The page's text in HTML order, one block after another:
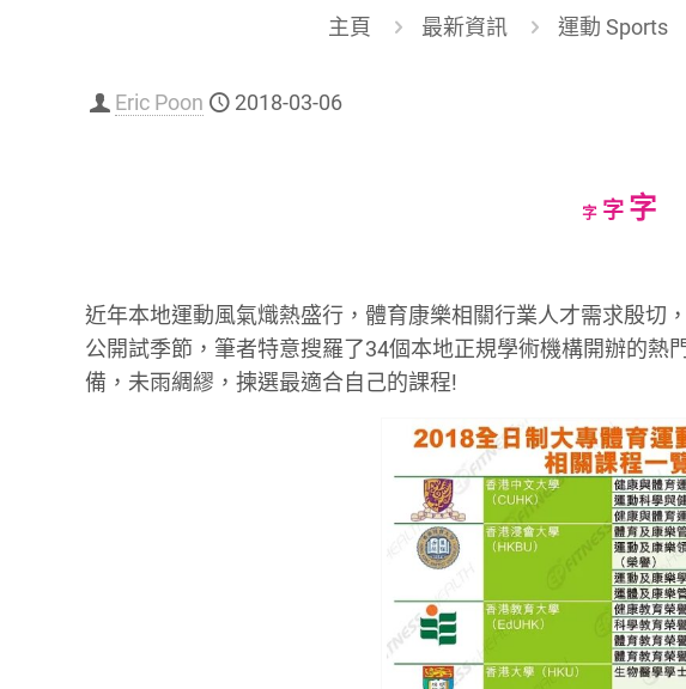
主頁 最新資訊 運動 Sports
Eric Poon 2018-03-06
字Decrease
字Reset
字
近年本地運動風氣熾熱盛行，體育康樂相關行業人才需求殷切
公開試季節，筆者特意搜羅了34個本地正規學術機構開辦的熱
備，未雨綢繆，揀選最適合自己的課程!